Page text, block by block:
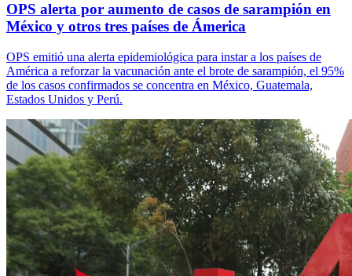
OPS alerta por aumento de casos de sarampión en
México y otros tres países de Ámerica
OPS emitió una alerta epidemiológica para instar a los países de
América a reforzar la vacunación ante el brote de sarampión, el 95%
de los casos confirmados se concentra en México, Guatemala,
Estados Unidos y Perú.